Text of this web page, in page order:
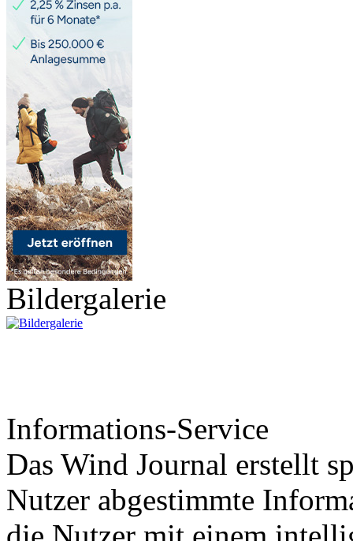
Bildergalerie
Informations-Service
Das Wind Journal erstellt
Nutzer abgestimmte